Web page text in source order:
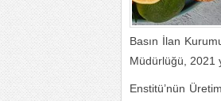
Basın İlan
Müdürlüğü, 2021
Enstitü’nün